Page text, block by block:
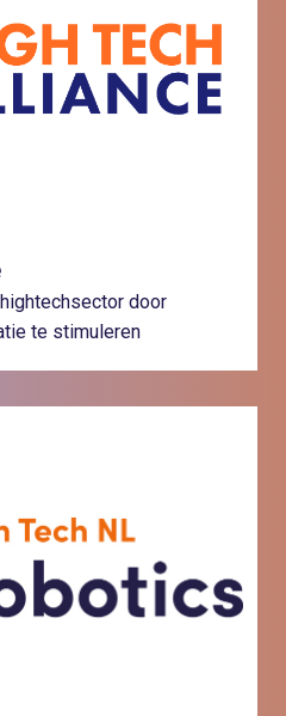
door
te stimuleren